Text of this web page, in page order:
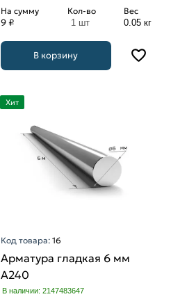
На сумму
9 ₽
Кол-во
1 шт
Вес
0.05 кг
В корзину
Хит
Код товара: 16
Арматура гладкая 6 мм
A240
В наличии: 2147483647